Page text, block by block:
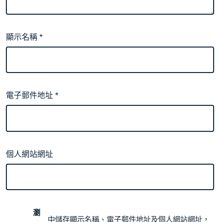
顯示名稱*
電子郵件地址*
個人網站網址
瀏
中儲存顯示名稱、電子郵件地址及個人網站網址，